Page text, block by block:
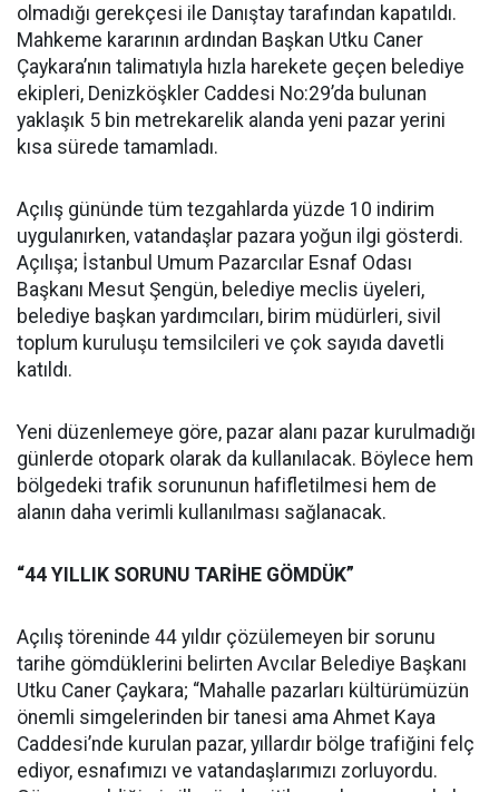
olmadığı gerekçesi ile Danıştay tarafından kapatıldı.
Mahkeme kararının ardından Başkan Utku Caner
Çaykara’nın talimatıyla hızla harekete geçen belediye
ekipleri, Denizköşkler Caddesi No:29’da bulunan
yaklaşık 5 bin metrekarelik alanda yeni pazar yerini
kısa sürede tamamladı.
Açılış gününde tüm tezgahlarda yüzde 10 indirim
uygulanırken, vatandaşlar pazara yoğun ilgi gösterdi.
Açılışa; İstanbul Umum Pazarcılar Esnaf Odası
Başkanı Mesut Şengün, belediye meclis üyeleri,
belediye başkan yardımcıları, birim müdürleri, sivil
toplum kuruluşu temsilcileri ve çok sayıda davetli
katıldı.
Yeni düzenlemeye göre, pazar alanı pazar kurulmadığı
günlerde otopark olarak da kullanılacak. Böylece hem
bölgedeki trafik sorununun hafifletilmesi hem de
alanın daha verimli kullanılması sağlanacak.
“44 YILLIK SORUNU TARİHE GÖMDÜK”
Açılış töreninde 44 yıldır çözülemeyen bir sorunu
tarihe gömdüklerini belirten Avcılar Belediye Başkanı
Utku Caner Çaykara; “Mahalle pazarları kültürümüzün
önemli simgelerinden bir tanesi ama Ahmet Kaya
Caddesi’nde kurulan pazar, yıllardır bölge trafiğini felç
ediyor, esnafımızı ve vatandaşlarımızı zorluyordu.